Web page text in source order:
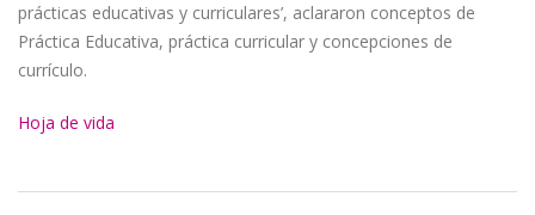
prácticas educativas y curriculares’, aclararon conceptos de
Práctica Educativa, práctica curricular y concepciones de
currículo.
Hoja de vida